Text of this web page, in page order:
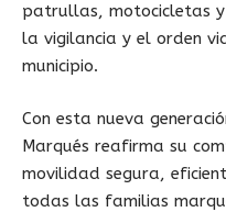
patrullas, motocicletas
la vigilancia y el orden
municipio.
Con esta nueva
Marqués reafirma su
movilidad segura,
todas las familias